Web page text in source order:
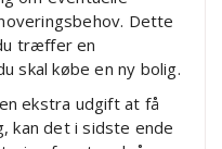
Dette
træffer en
skal købe en ny bolig.
ekstra udgift at få
kan det i sidste ende